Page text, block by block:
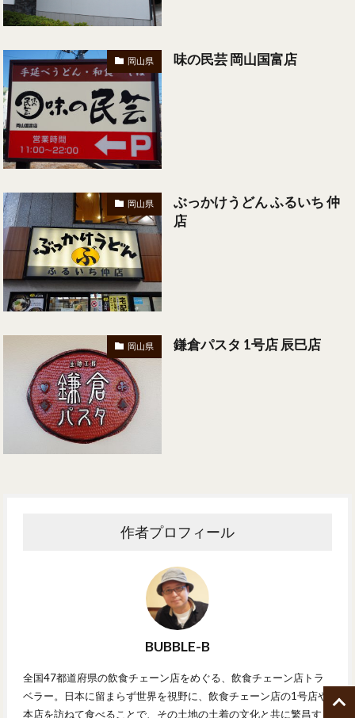
岡山県 味の民芸 岡山国富店
岡山県
ぶっかけうどん ふるいち 仲
店
岡山県 鎌倉パスタ 1号店 辰巳店
作者プロフィール
BUBBLE-B
全国47都道府県の飲食チェーン店をめぐる、飲食チェーン店トラ
ベラー。日本に留まらず世界を視野に、飲食チェーン店の1号店や
本店を訪ねて食べることで、その土地の土着の文化と共に繁昌する